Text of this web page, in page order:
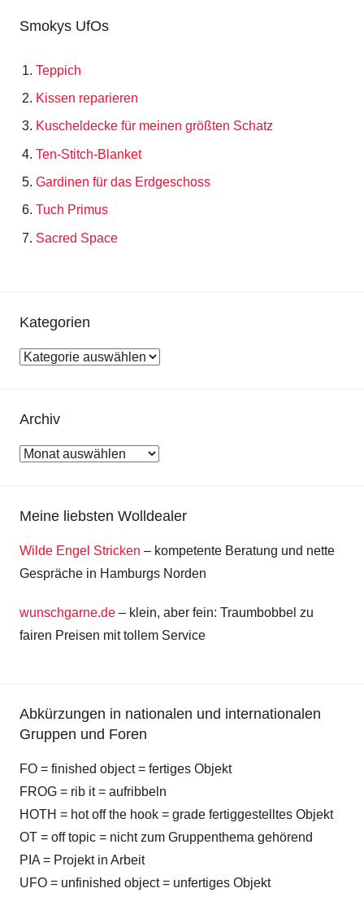
Smokys UfOs
Teppich
Kissen reparieren
Kuscheldecke für meinen größten Schatz
Ten-Stitch-Blanket
Gardinen für das Erdgeschoss
Tuch Primus
Sacred Space
Kategorien
Kategorien
Archiv
Archiv
Meine liebsten Wolldealer
Wilde Engel Stricken – kompetente Beratung und nette
Gespräche in Hamburgs Norden
wunschgarne.de – klein, aber fein: Traumbobbel zu
fairen Preisen mit tollem Service
Abkürzungen in nationalen und internationalen
Gruppen und Foren
FO = finished object = fertiges Objekt
FROG = rib it = aufribbeln
HOTH = hot off the hook = grade fertiggestelltes Objekt
OT = off topic = nicht zum Gruppenthema gehörend
PIA = Projekt in Arbeit
UFO = unfinished object = unfertiges Objekt